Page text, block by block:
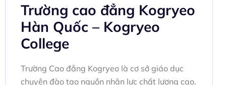
Trường cao đẳng Kogryeo
Hàn Quốc – Kogryeo
College
Trường Cao đẳng Kogryeo là cơ sở giáo dục
chuyên đào tạo nguồn nhân lực chất lượng cao.